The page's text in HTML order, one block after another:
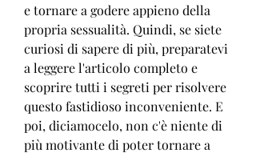
e tornare a godere appieno della
propria sessualità. Quindi, se siete
curiosi di sapere di più, preparatevi
a leggere l'articolo completo e
scoprire tutti i segreti per risolvere
questo fastidioso inconveniente. E
poi, diciamocelo, non c'è niente di
più motivante di poter tornare a